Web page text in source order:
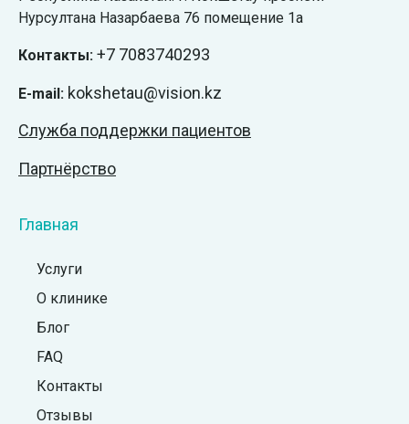
Нурсултана Назарбаева 76 помещение 1а
Контакты: +7 7083740293
E-mail: kokshetau@vision.kz
Служба поддержки пациентов
Партнёрство
Главная
Услуги
О клинике
Блог
FAQ
Контакты
Отзывы